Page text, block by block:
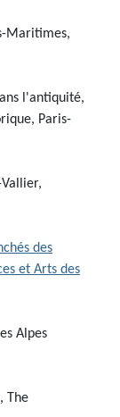
Maritimes,
l'antiquité,
Paris-
des
et Arts des
Alpes
The